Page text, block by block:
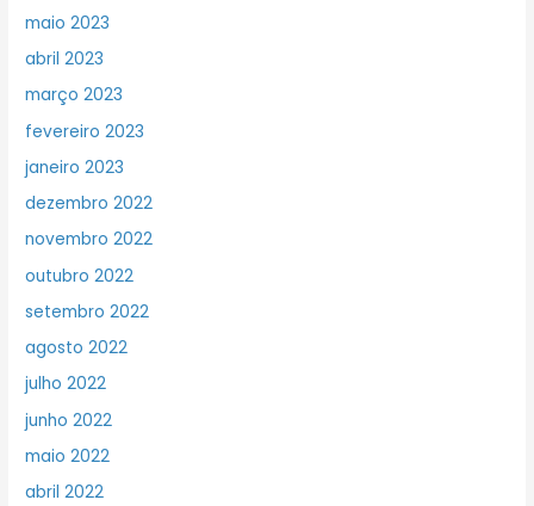
maio 2023
abril 2023
março 2023
fevereiro 2023
janeiro 2023
dezembro 2022
novembro 2022
outubro 2022
setembro 2022
agosto 2022
julho 2022
junho 2022
maio 2022
abril 2022